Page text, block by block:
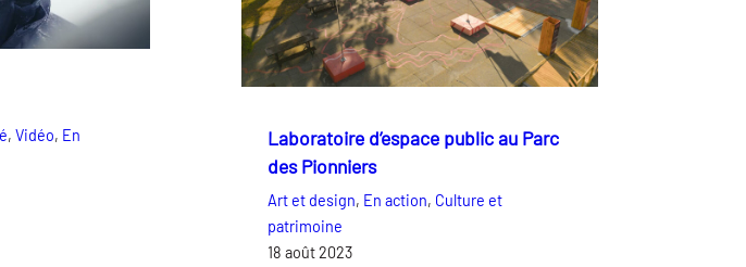
, Vidéo, En
Laboratoire d’espace public au Parc
des Pionniers
Art et design, En action, Culture et
patrimoine
18 août 2023